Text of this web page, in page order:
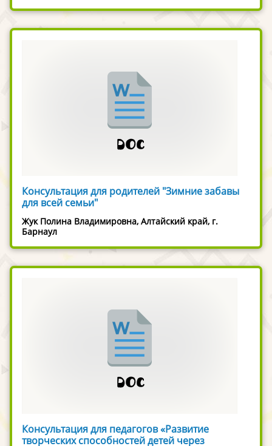
Консультация для родителей "Зимние забавы
для всей семьи"
Жук Полина Владимировна, Алтайский край, г.
Барнаул
Консультация для педагогов «Развитие
творческих способностей детей через